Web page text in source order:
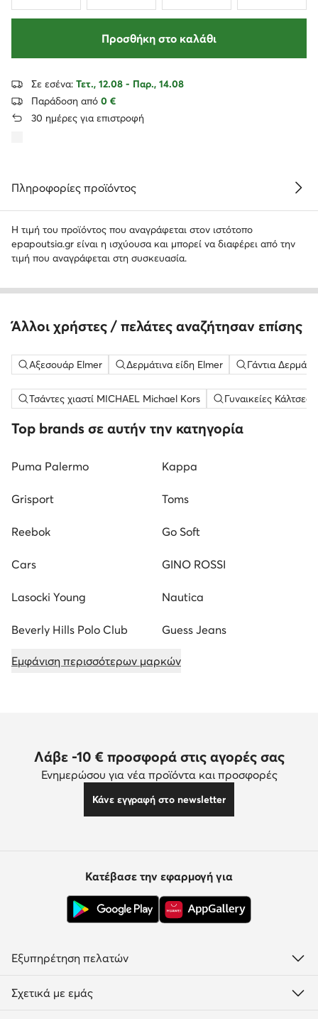
Προσθήκη στο καλάθι
Σε εσένα: Τετ., 12.08 - Παρ., 14.08
Παράδοση από 0 €
30 ημέρες για επιστροφή
Πληροφορίες προϊόντος
Η τιμή του προϊόντος που αναγράφεται στον ιστότοπο
epapoutsia.gr είναι η ισχύουσα και μπορεί να διαφέρει από την
τιμή που αναγράφεται στη συσκευασία.
Άλλοι χρήστες / πελάτες αναζήτησαν επίσης
Αξεσουάρ Elmer Δερμάτινα είδη Elmer Γάντια
Τσάντες χιαστί MICHAEL Michael Kors Γυναικείες Κάλτσες
Top brands σε αυτήν την κατηγορία
Puma Palermo Kappa
Grisport Toms
Reebok Go Soft
Cars GINO ROSSI
Lasocki Young Nautica
Beverly Hills Polo Club Guess Jeans
Εμφάνιση περισσότερων μαρκών
Λάβε -10 € προσφορά στις αγορές σας
Ενημερώσου για νέα προϊόντα και προσφορές
Κάνε εγγραφή στο newsletter
Κατέβασε την εφαρμογή για
Εξυπηρέτηση πελατών
Σχετικά με εμάς